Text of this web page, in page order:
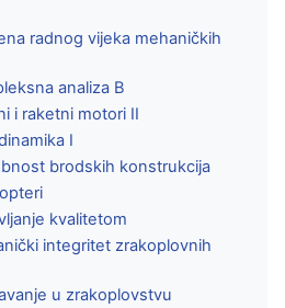
radnog vijeka mehaničkih
analiza B
i raketni motori II
I
brodskih konstrukcija
kvalitetom
integritet zrakoplovnih
u zrakoplovstvu